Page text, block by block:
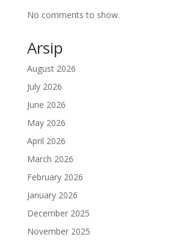
No comments to show.
Arsip
August 2026
July 2026
June 2026
May 2026
April 2026
March 2026
February 2026
January 2026
December 2025
November 2025